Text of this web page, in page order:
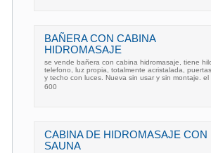
BAÑERA CON CABINA
HIDROMASAJE
se vende bañera con cabina hidromasaje, tiene
telefono, luz propia, totalmente acristalada,
y techo con luces. Nueva sin usar y sin montaje. el
600
CABINA DE HIDROMASAJE CON
SAUNA